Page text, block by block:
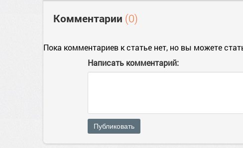
Комментарии (0)
Пока комментариев к статье нет, но вы можете
Написать комментарий:
Публиковать